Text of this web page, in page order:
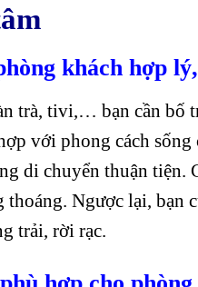
khách hợp
trà, tivi,… bạn cần bố
với phong cách sống
di chuyển thuận tiện.
Ngược lại, bạn
trải, rời rạc.